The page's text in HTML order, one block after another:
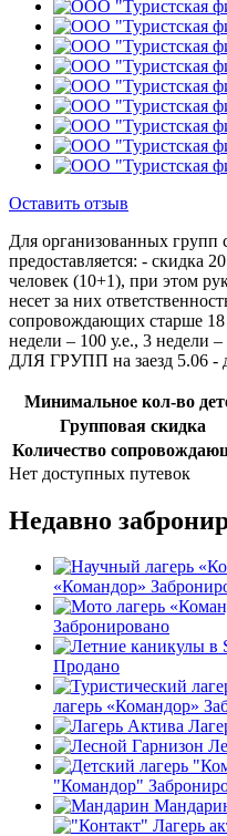
Оставить отзыв
Для организованных групп
предоставляется: - скидка
человек (10+1), при этом
несет за них
сопровождающих старше 18
недели – 100 у.е., 3
ДЛЯ ГРУПП на заезд 5.06 -
Минимальное кол-во
Групповая скидка
Количество
Нет доступных путевок
Недавно
«Командор»
Забронировано
Продано
лагерь «Командор»
"Командор"